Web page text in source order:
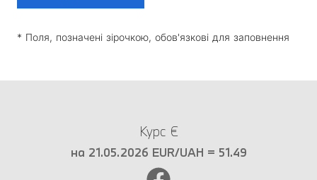
* Поля, позначені зірочкою, обов'язкові для заповнення
Курс €
на 21.05.2026 EUR/UAH = 51.49